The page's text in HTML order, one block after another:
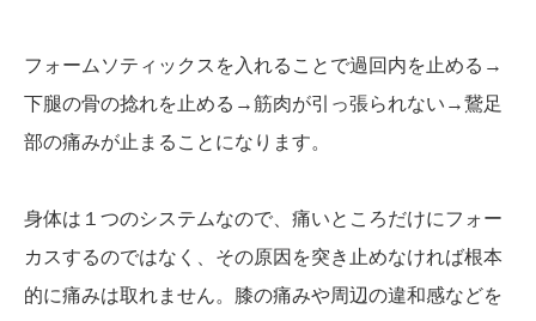
フォームソティックスを入れることで過回内を止める→
下腿の骨の捻れを止める→筋肉が引っ張られない→鵞足
部の痛みが止まることになります。
身体は１つのシステムなので、痛いところだけにフォー
カスするのではなく、その原因を突き止めなければ根本
的に痛みは取れません。膝の痛みや周辺の違和感などを